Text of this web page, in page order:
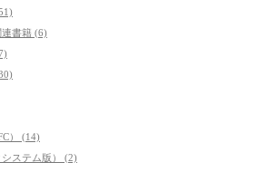
書籍 (6)
） (14)
ステム版） (2)